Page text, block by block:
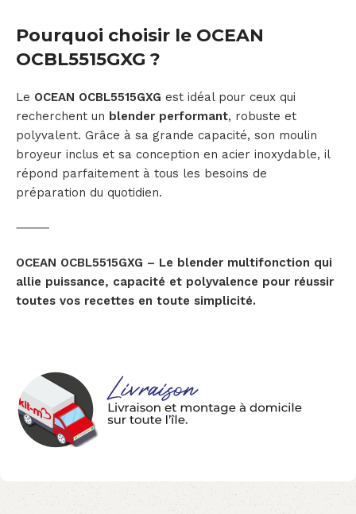
Pourquoi choisir le OCEAN
OCBL5515GXG ?
Le OCEAN OCBL5515GXG est idéal pour ceux qui
recherchent un blender performant, robuste et
polyvalent. Grâce à sa grande capacité, son moulin
broyeur inclus et sa conception en acier inoxydable, il
répond parfaitement à tous les besoins de
préparation du quotidien.
⸻
OCEAN OCBL5515GXG – Le blender multifonction qui
allie puissance, capacité et polyvalence pour réussir
toutes vos recettes en toute simplicité.